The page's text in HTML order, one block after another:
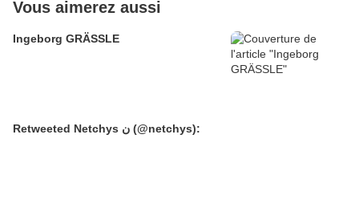
Vous aimerez aussi
Ingeborg GRÄSSLE
Retweeted Netchys ن (@netchys):